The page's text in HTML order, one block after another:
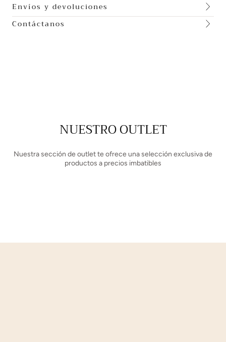
Envíos y devoluciones
Contáctanos
NUESTRO OUTLET
Nuestra sección de outlet te ofrece una selección exclusiva de
productos a precios imbatibles